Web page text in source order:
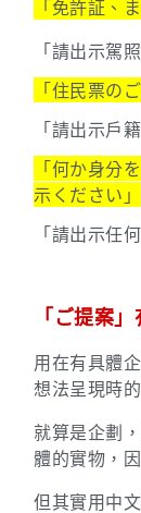
「免許証、
「請出示駕
「住民票の
「請出示戶
「何か身分
示ください」
「請出示任
「ご提案
用在有具體
想法呈現時
就算是企劃
體的實物，
但其實用中